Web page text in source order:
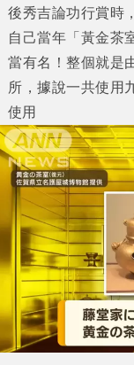
後秀吉論功行賞時
自己當年「黃金茶
當有名！整個就是
所，據說一共使用
使用